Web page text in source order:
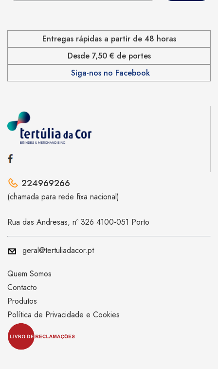
Entregas rápidas a partir de 48 horas
Desde 7,50 € de portes
Siga-nos no Facebook
224969266
(chamada para rede fixa nacional)
Rua das Andresas, nº 326 4100-051 Porto
geral@tertuliadacor.pt
Quem Somos
Contacto
Produtos
Política de Privacidade e Cookies